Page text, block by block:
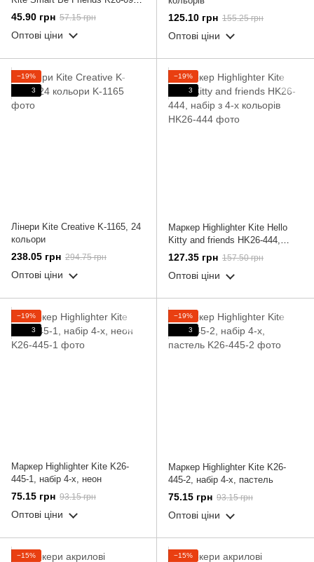
1, синя
45.90 грн 57.15 грн
Оптові ціни
125.10 грн 155.25 грн
Оптові ціни
−19%
3
Лінери Kite Creative K-1165, 24
кольори
238.05 грн 294.75 грн
Оптові ціни
−19%
3
Маркер Highlighter Kite Hello
Kitty and friends HK26-444,
набір з 4-х кольорів
127.35 грн 157.50 грн
Оптові ціни
−19%
3
Маркер Highlighter Kite K26-
445-1, набір 4-х, неон
75.15 грн 93.15 грн
Оптові ціни
−19%
3
Маркер Highlighter Kite K26-
445-2, набір 4-х, пастель
75.15 грн 93.15 грн
Оптові ціни
−15%
−15%